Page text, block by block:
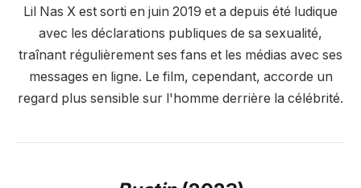
Lil Nas X est sorti en juin 2019 et a depuis été ludique
avec les déclarations publiques de sa sexualité,
traînant régulièrement ses fans et les médias avec ses
messages en ligne. Le film, cependant, accorde un
regard plus sensible sur l'homme derrière la célébrité.